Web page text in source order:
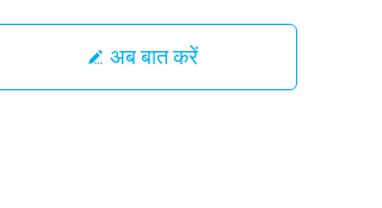
अब बात करें